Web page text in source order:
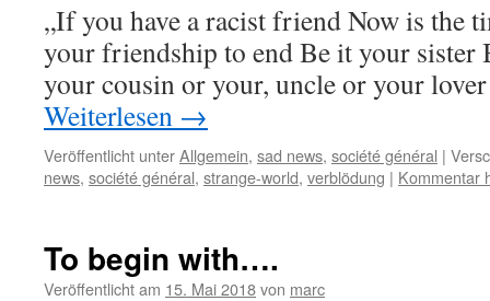
„If you have a racist friend Now is the
your friendship to end Be it your sister
your cousin or your, uncle or your
Weiterlesen →
Veröffentlicht unterAllgemein, sad news, société général |
news, société général, strange-world, verblödung | Kommentar
To begin with….
Veröffentlicht am 15. Mai 2018von marc